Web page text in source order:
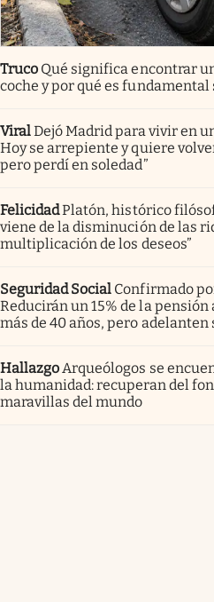
Truco Qué significa encontrar
coche y por qué es
ViralDejó Madrid para vivir en
Hoy se arrepiente y quiere
pero perdí en soledad”
FelicidadPlatón, histórico
viene de la disminución de las
multiplicación de los deseos”
Seguridad Social Confirmado
Reducirán un 15% de la
más de 40 años, pero
HallazgoArqueólogos se
la humanidad: recuperan del
maravillas del mundo